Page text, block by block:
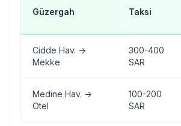
Güzergah Taksi
Cidde Hav. →
Mekke
300-400
SAR
Medine Hav. →
Otel
100-200
SAR